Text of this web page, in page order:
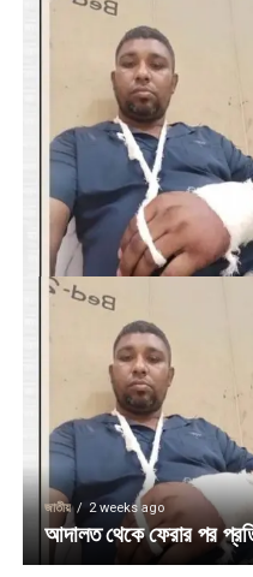
জাতীয় 2 weeks ago
আদালত থেকে ফেরার পর